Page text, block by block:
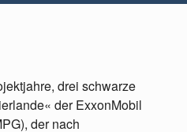
drei schwarze
der ExxonMobil
der nach